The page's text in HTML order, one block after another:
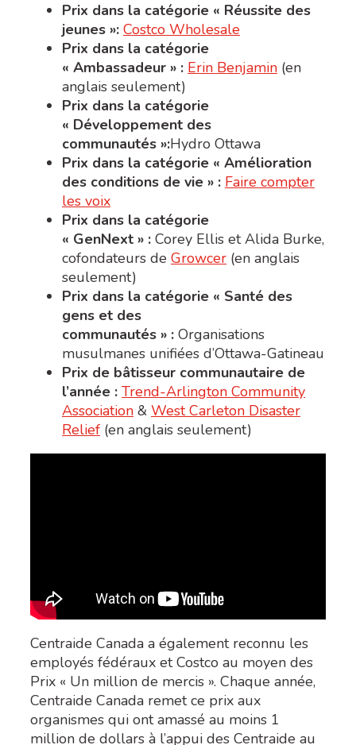
Prix dans la catégorie « Réussite des
jeunes »: Costco Wholesale
Prix dans la catégorie
« Ambassadeur » : Erin Benjamin (en
anglais seulement)
Prix dans la catégorie
« Développement des
communautés »:Hydro Ottawa
Prix dans la catégorie « Amélioration
des conditions de vie » : Faire compter
les voix
Prix dans la catégorie
« GenNext » : Corey Ellis et Alida Burke,
cofondateurs de Growcer (en anglais
seulement)
Prix dans la catégorie « Santé des
gens et des
communautés » : Organisations
musulmanes unifiées d’Ottawa-Gatineau
Prix de bâtisseur communautaire de
l’année : Trend-Arlington Community
Association & West Carleton Disaster
Relief (en anglais seulement)
Centraide Canada a également reconnu les
employés fédéraux et Costco au moyen des
Prix « Un million de mercis ». Chaque année,
Centraide Canada remet ce prix aux
organismes qui ont amassé au moins 1
million de dollars à l’appui des Centraide au